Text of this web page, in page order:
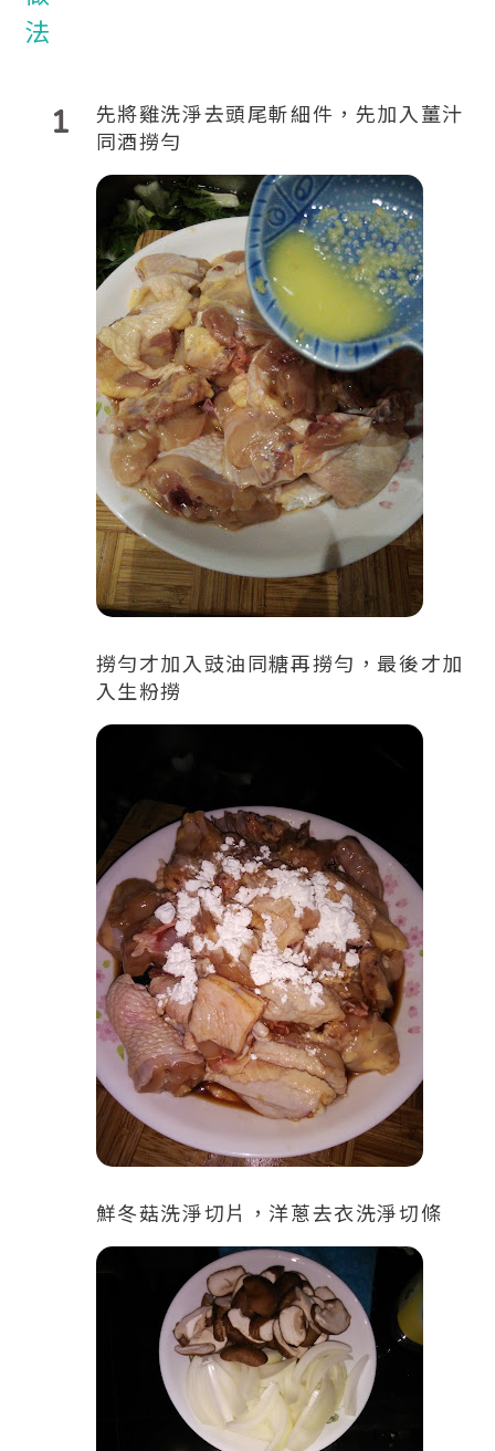
1
先將雞洗淨去頭尾斬細件，先加入薑汁
同酒撈勻
撈勻才加入豉油同糖再撈勻，最後才加
入生粉撈
鮮冬菇洗淨切片，洋蔥去衣洗淨切條